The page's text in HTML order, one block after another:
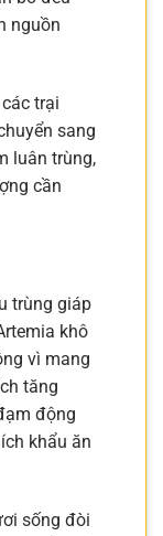
nguồn
trại
sang
luân trùng,
cần
trùng giáp
khô
vì mang
tăng
động
khẩu ăn
sống đòi